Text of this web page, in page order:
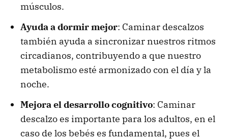
músculos.
Ayuda a dormir mejor: Caminar descalzos
también ayuda a sincronizar nuestros ritmos
circadianos, contribuyendo a que nuestro
metabolismo esté armonizado con el día y la
noche.
Mejora el desarrollo cognitivo: Caminar
descalzo es importante para los adultos, en el
caso de los bebés es fundamental, pues el